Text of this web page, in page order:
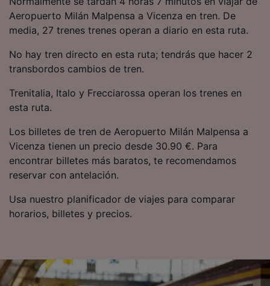
Aeropuerto Milán Malpensa a Vicenza en tren. De
media, 27 trenes trenes operan a diario en esta ruta.
No hay tren directo en esta ruta; tendrás que hacer 2
transbordos cambios de tren.
Trenitalia, Italo y Frecciarossa operan los trenes en
esta ruta.
Los billetes de tren de Aeropuerto Milán Malpensa a
Vicenza tienen un precio desde 30.90 €. Para
encontrar billetes más baratos, te recomendamos
reservar con antelación.
Usa nuestro planificador de viajes para comparar
horarios, billetes y precios.
precisa. Analizar activamente las
características del dispositivo para su
identificación. Almacenar la información en un
contenido personalizados, medición de
publicidad y contenido, investigación de
Lista de asociados (proveedores)